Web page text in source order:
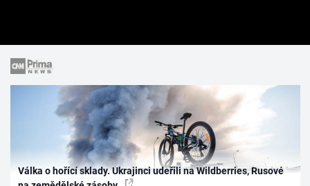
Válka o hořící sklady. Ukrajinci udeřili na Wildberries, Rusové